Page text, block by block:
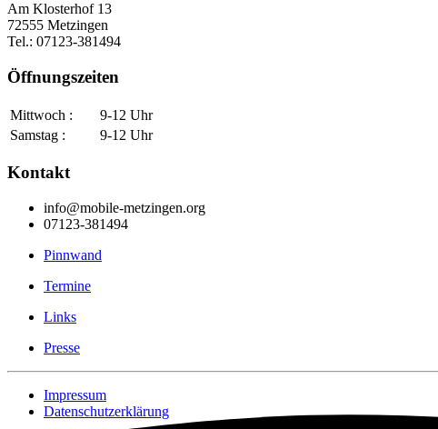
Am Klosterhof 13
72555 Metzingen
Tel.: 07123-381494
Öffnungszeiten
Mittwoch :
9-12 Uhr
Samstag :
9-12 Uhr
Kontakt
info@mobile-metzingen.org
07123-381494
Pinnwand
Termine
Links
Presse
Impressum
Datenschutzerklärung